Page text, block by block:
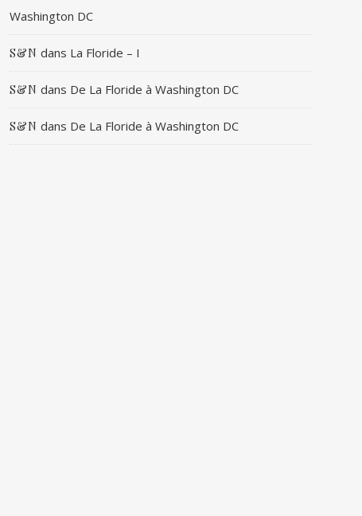
Washington DC
S&N dans La Floride – I
S&N dans De La Floride à Washington DC
S&N dans De La Floride à Washington DC